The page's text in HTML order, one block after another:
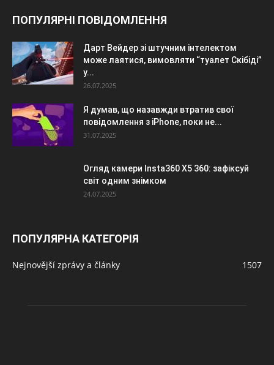
ПОПУЛЯРНІ ПОВІДОМЛЕННЯ
Дарт Вейдер зі штучним інтелектом
може лаятися, вимовляти “туалет Скібіді”
у...
26.07.2025
Я думав, що назавжди втратив свої
повідомлення з iPhone, поки не...
31.07.2025
Огляд камери Insta360 X5 360: зафіксуй
світ одним знімком
24.07.2025
ПОПУЛЯРНА КАТЕГОРІЯ
Nejnovější zprávy a články 1507